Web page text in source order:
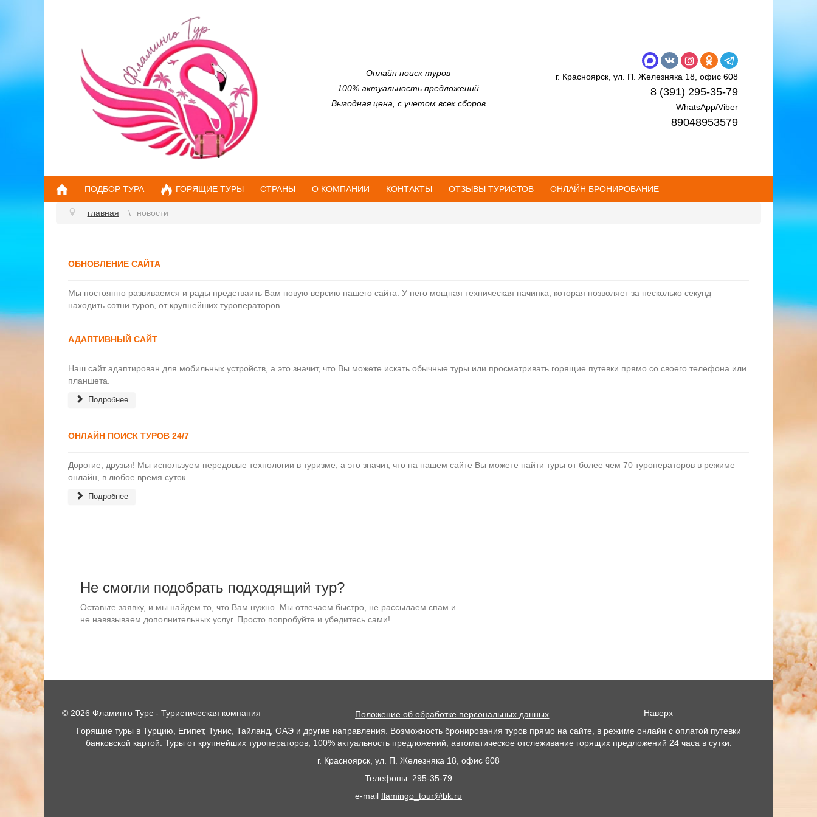
Онлайн поиск туров
100% актуальность предложений
Выгодная цена, с учетом всех сборов
г. Красноярск, ул. П. Железняка 18, офис 608
8 (391) 295-35-79
WhatsApp/Viber
89048953579
ПОДБОР ТУРА ГОРЯЩИЕ ТУРЫ СТРАНЫ О КОМПАНИИ КОНТАКТЫ ОТЗЫВЫ ТУРИСТОВ ОНЛАЙН БРОНИРОВАНИЕ
главная новости
ОБНОВЛЕНИЕ САЙТА
Мы постоянно развиваемся и рады предстваить Вам новую версию нашего сайта. У него мощная техническая начинка, которая позволяет за несколько секунд
находить сотни туров, от крупнейших туроператоров.
АДАПТИВНЫЙ САЙТ
Наш сайт адаптирован для мобильных устройств, а это значит, что Вы можете искать обычные туры или просматривать горящие путевки прямо со своего телефона или
планшета.
Подробнее
ОНЛАЙН ПОИСК ТУРОВ 24/7
Дорогие, друзья! Мы используем передовые технологии в туризме, а это значит, что на нашем сайте Вы можете найти туры от более чем 70 туроператоров в режиме
онлайн, в любое время суток.
Подробнее
Не смогли подобрать подходящий тур?
Оставьте заявку, и мы найдем то, что Вам нужно. Мы отвечаем быстро, не рассылаем спам и
не навязываем дополнительных услуг. Просто попробуйте и убедитесь сами!
© 2026 Фламинго Турс - Туристическая компания Положение об обработке персональных данных
Наверх
Горящие туры в Турцию, Египет, Тунис, Тайланд, ОАЭ и другие направления. Возможность бронирования туров прямо на сайте, в режиме онлайн с оплатой путевки
банковской картой. Туры от крупнейших туроператоров, 100% актуальность предложений, автоматическое отслеживание горящих предложений 24 часа в сутки.
г. Красноярск, ул. П. Железняка 18, офис 608
Телефоны: 295-35-79
e-mail flamingo_tour@bk.ru